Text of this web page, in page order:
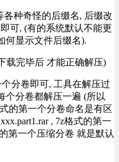
各种奇怪的后缀名, 后缀改
可, (有的系统默认不能更
何显示文件后缀名).
载完毕后 才能正确解压)
分卷即可, 工具在解压过
个分卷都解压一遍 (所以
的第一个分卷命名是有区
, 7z格式的第一
第一个压缩分卷 就是默认